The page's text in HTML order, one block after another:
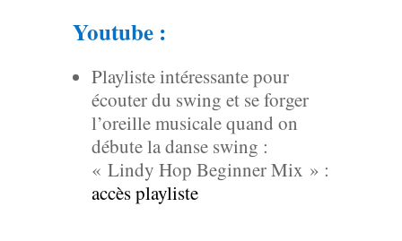
Youtube :
Playliste intéressante pour
écouter du swing et se forger
l’oreille musicale quand on
débute la danse swing :
« Lindy Hop Beginner Mix » :
accès playliste